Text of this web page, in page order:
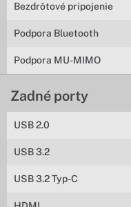
Bezdrôtové pripojenie
Podpora Bluetooth
Podpora MU-MIMO
Zadné porty
USB 2.0
USB 3.2
USB 3.2 Typ-C